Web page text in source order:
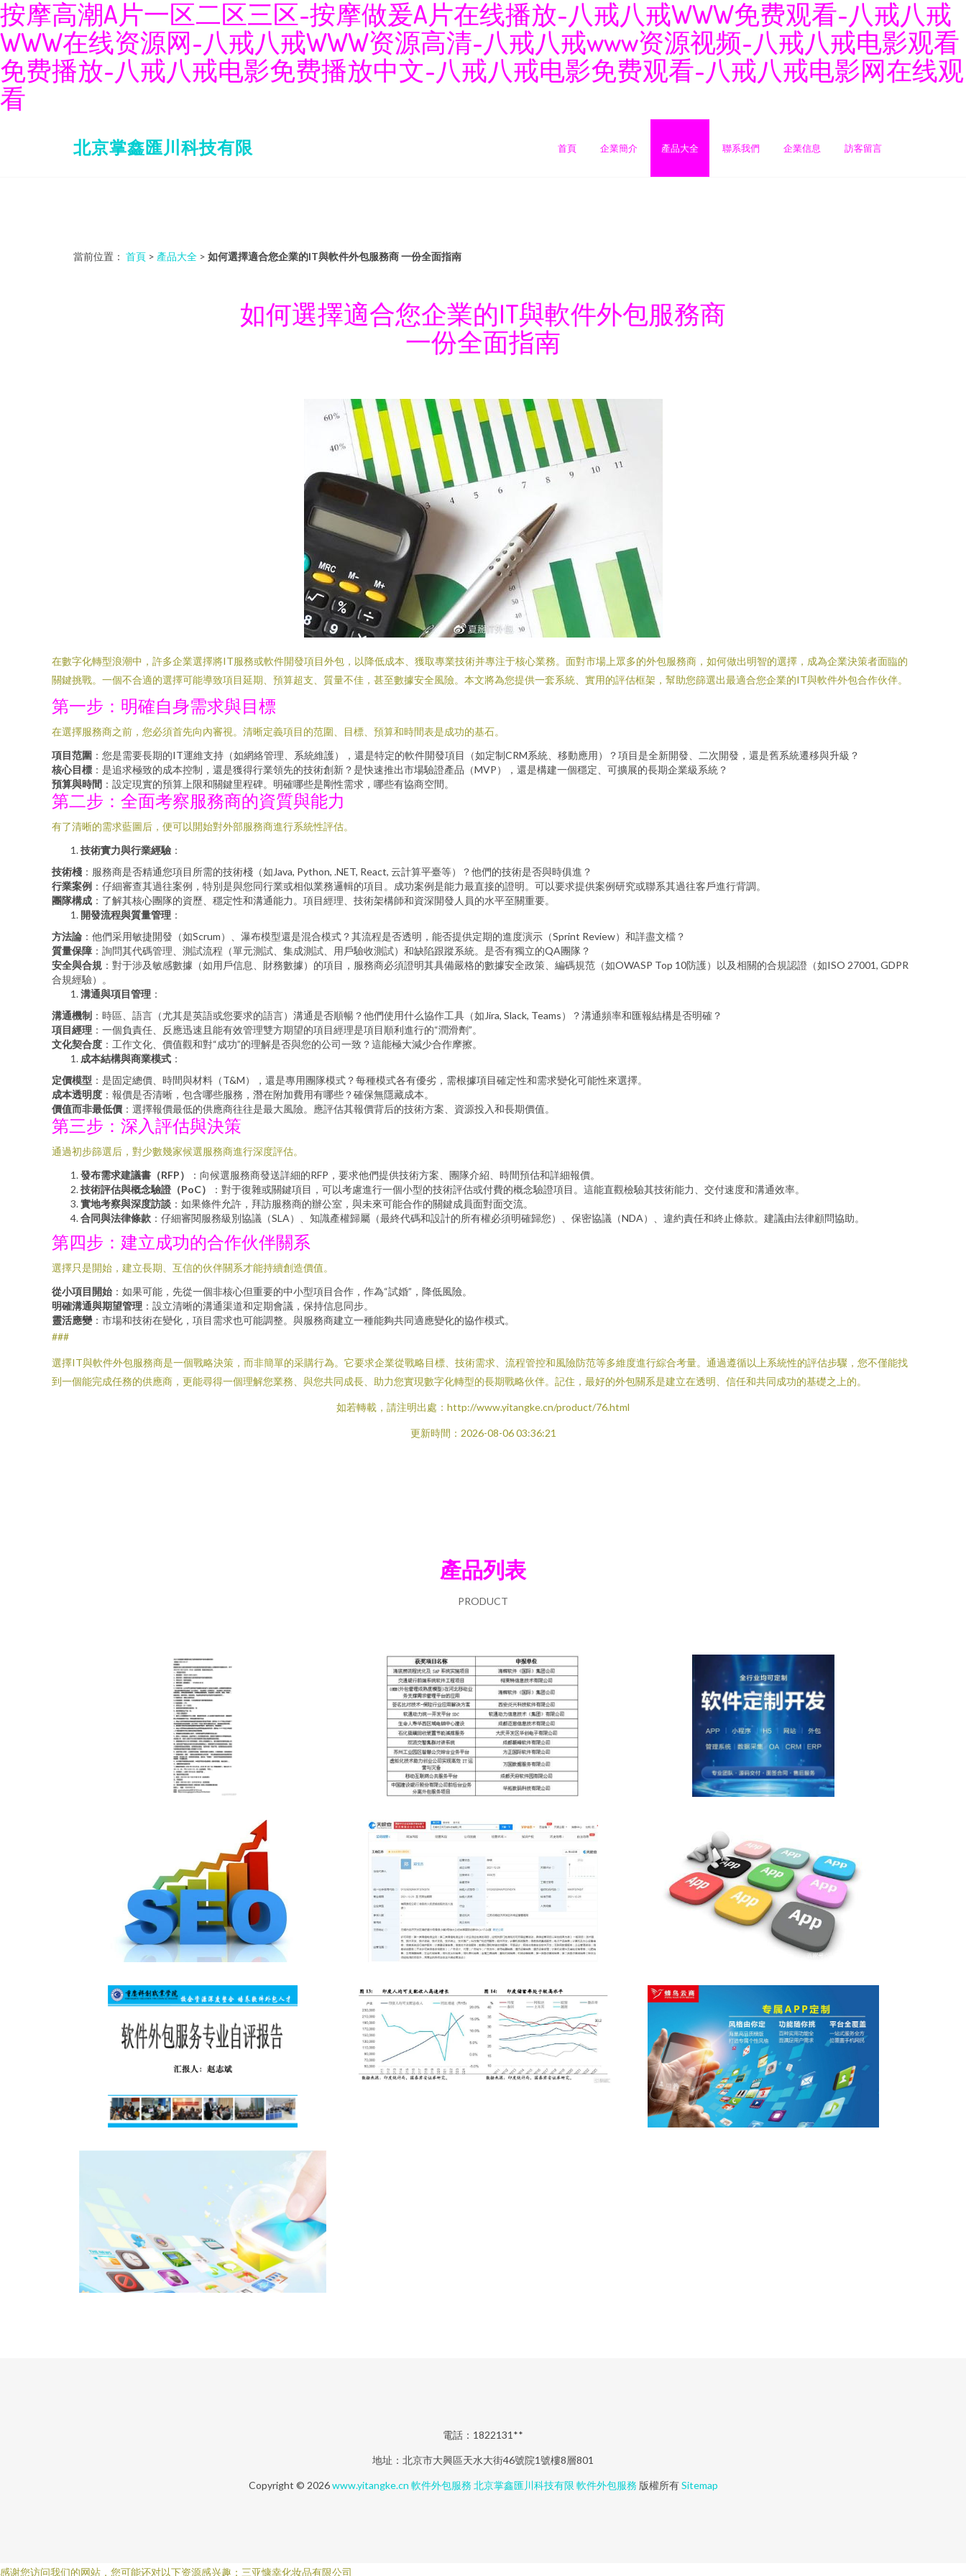
按摩高潮A片一区二区三区-按摩做爰A片在线播放-八戒八戒WWW免费观看-八戒八戒
WWW在线资源网-八戒八戒WWW资源高清-八戒八戒www资源视频-八戒八戒电影观看
免费播放-八戒八戒电影免费播放中文-八戒八戒电影免费观看-八戒八戒电影网在线观
看
北京掌鑫匯川科技有限 首頁 企業簡介 產品大全 聯系我們 企業信息 訪客留言
當前位置： 首頁 > 產品大全 > 如何選擇適合您企業的IT與軟件外包服務商 一份全面指南
如何選擇適合您企業的IT與軟件外包服務商
一份全面指南
在數字化轉型浪潮中，許多企業選擇將IT服務或軟件開發項目外包，以降低成本、獲取專業技術并專注于核心業務。面對市場上眾多的外包服務商，如何做出明智的選擇，成為企業決策者面臨的
關鍵挑戰。一個不合適的選擇可能導致項目延期、預算超支、質量不佳，甚至數據安全風險。本文將為您提供一套系統、實用的評估框架，幫助您篩選出最適合您企業的IT與軟件外包合作伙伴。
第一步：明確自身需求與目標
在選擇服務商之前，您必須首先向內審視。清晰定義項目的范圍、目標、預算和時間表是成功的基石。
項目范圍 ：您是需要長期的IT運維支持（如網絡管理、系統維護），還是特定的軟件開發項目（如定制CRM系統、移動應用）？項目是全新開發、二次開發，還是舊系統遷移與升級？
核心目標 ：是追求極致的成本控制，還是獲得行業領先的技術創新？是快速推出市場驗證產品（MVP），還是構建一個穩定、可擴展的長期企業級系統？
預算與時間 ：設定現實的預算上限和關鍵里程碑。明確哪些是剛性需求，哪些有協商空間。
第二步：全面考察服務商的資質與能力
有了清晰的需求藍圖后，便可以開始對外部服務商進行系統性評估。
技術實力與行業經驗 ：
技術棧 ：服務商是否精通您項目所需的技術棧（如Java, Python, .NET, React, 云計算平臺等）？他們的技術是否與時俱進？
行業案例 ：仔細審查其過往案例，特別是與您同行業或相似業務邏輯的項目。成功案例是能力最直接的證明。可以要求提供案例研究或聯系其過往客戶進行背調。
團隊構成 ：了解其核心團隊的資歷、穩定性和溝通能力。項目經理、技術架構師和資深開發人員的水平至關重要。
開發流程與質量管理 ：
方法論 ：他們采用敏捷開發（如Scrum）、瀑布模型還是混合模式？其流程是否透明，能否提供定期的進度演示（Sprint Review）和詳盡文檔？
質量保障 ：詢問其代碼管理、測試流程（單元測試、集成測試、用戶驗收測試）和缺陷跟蹤系統。是否有獨立的QA團隊？
安全與合規 ：對于涉及敏感數據（如用戶信息、財務數據）的項目，服務商必須證明其具備嚴格的數據安全政策、編碼規范（如OWASP Top 10防護）以及相關的合規認證（如ISO 27001, GDPR
合規經驗）。
溝通與項目管理 ：
溝通機制 ：時區、語言（尤其是英語或您要求的語言）溝通是否順暢？他們使用什么協作工具（如Jira, Slack, Teams）？溝通頻率和匯報結構是否明確？
項目經理 ：一個負責任、反應迅速且能有效管理雙方期望的項目經理是項目順利進行的“潤滑劑”。
文化契合度 ：工作文化、價值觀和對“成功”的理解是否與您的公司一致？這能極大減少合作摩擦。
成本結構與商業模式 ：
定價模型 ：是固定總價、時間與材料（T&M），還是專用團隊模式？每種模式各有優劣，需根據項目確定性和需求變化可能性來選擇。
成本透明度 ：報價是否清晰，包含哪些服務，潛在附加費用有哪些？確保無隱藏成本。
價值而非最低價 ：選擇報價最低的供應商往往是最大風險。應評估其報價背后的技術方案、資源投入和長期價值。
第三步：深入評估與決策
通過初步篩選后，對少數幾家候選服務商進行深度評估。
發布需求建議書（RFP）
：向候選服務商發送詳細的RFP，要求他們提供技術方案、團隊介紹、時間預估和詳細報價。
技術評估與概念驗證（PoC）
：對于復雜或關鍵項目，可以考慮進行一個小型的技術評估或付費的概念驗證項目。這能直觀檢驗其技術能力、交付速度和溝通效率。
實地考察與深度訪談 ：如果條件允許，拜訪服務商的辦公室，與未來可能合作的關鍵成員面對面交流。
合同與法律條款 ：仔細審閱服務級別協議（SLA）、知識產權歸屬（最終代碼和設計的所有權必須明確歸您）、保密協議（NDA）、違約責任和終止條款。建議由法律顧問協助。
第四步：建立成功的合作伙伴關系
選擇只是開始，建立長期、互信的伙伴關系才能持續創造價值。
從小項目開始 ：如果可能，先從一個非核心但重要的中小型項目合作，作為“試婚”，降低風險。
明確溝通與期望管理 ：設立清晰的溝通渠道和定期會議，保持信息同步。
靈活應變：市場和技術在變化，項目需求也可能調整。與服務商建立一種能夠共同適應變化的協作模式。
###
選擇IT與軟件外包服務商是一個戰略決策，而非簡單的采購行為。它要求企業從戰略目標、技術需求、流程管控和風險防范等多維度進行綜合考量。通過遵循以上系統性的評估步驟，您不僅能找
到一個能完成任務的供應商，更能尋得一個理解您業務、與您共同成長、助力您實現數字化轉型的長期戰略伙伴。記住，最好的外包關系是建立在透明、信任和共同成功的基礎之上的。
如若轉載，請注明出處：http://www.yitangke.cn/product/76.html
更新時間：2026-08-06 03:36:21
產品列表
PRODUCT
電話：1822131**
地址：北京市大興區天水大街46號院1號樓8層801
Copyright © 2026www.yitangke.cn 軟件外包服務 北京掌鑫匯川科技有限 軟件外包服務 版權所有Sitemap
感谢您访问我们的网站，您可能还对以下资源感兴趣：三亚慷幸化妆品有限公司